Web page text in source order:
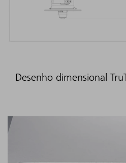
Desenho dimensional